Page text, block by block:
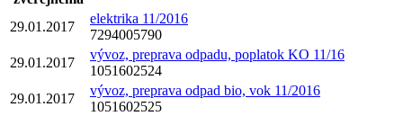
29.01.2017
elektrika 11/2016
7294005790
29.01.2017
vývoz, preprava odpadu, poplatok KO 11/16
1051602524
29.01.2017
vývoz, preprava odpad bio, vok 11/2016
1051602525